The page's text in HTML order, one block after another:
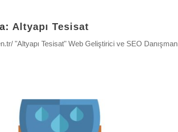
Altyapı Tesisat
"Altyapı Tesisat" Web Geliştirici ve SEO